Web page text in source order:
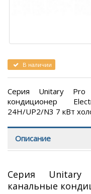
В наличии
Серия Unitary Pro
кондиционер
24H/UP2/N3 7 кВт
Описание
Серия
канальные